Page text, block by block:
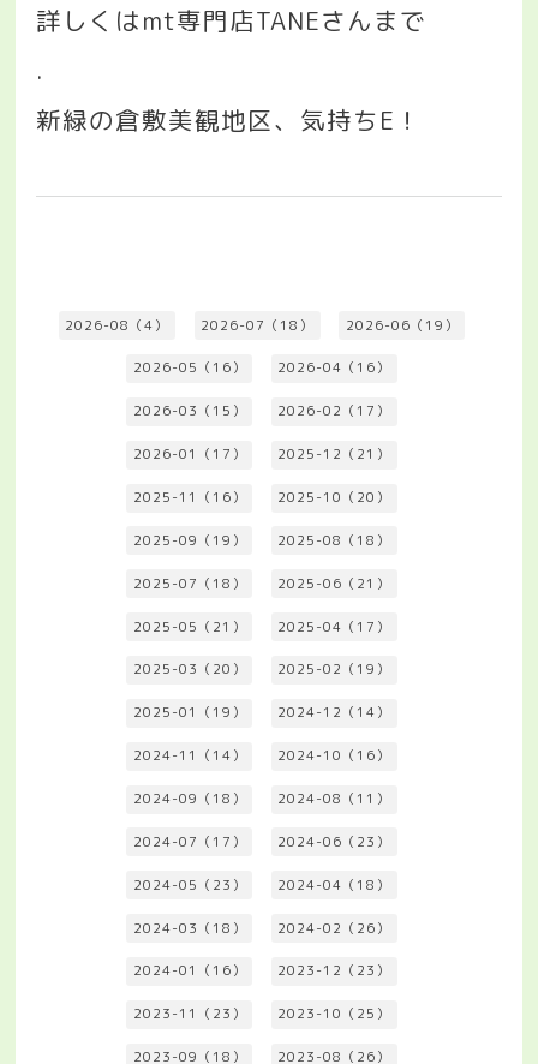
詳しくはmt専門店TANEさんまで
.
新緑の倉敷美観地区、気持ちE ！
2026-08（4） 2026-07（18） 2026-06（19）
2026-05（16） 2026-04（16）
2026-03（15） 2026-02（17）
2026-01（17） 2025-12（21）
2025-11（16） 2025-10（20）
2025-09（19） 2025-08（18）
2025-07（18） 2025-06（21）
2025-05（21） 2025-04（17）
2025-03（20） 2025-02（19）
2025-01（19） 2024-12（14）
2024-11（14） 2024-10（16）
2024-09（18） 2024-08（11）
2024-07（17） 2024-06（23）
2024-05（23） 2024-04（18）
2024-03（18） 2024-02（26）
2024-01（16） 2023-12（23）
2023-11（23） 2023-10（25）
2023-09（18） 2023-08（26）